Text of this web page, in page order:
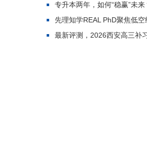
专升本两年，如何“稳赢”未
先理知学REAL PhD聚焦低
最新评测，2026西安高三补